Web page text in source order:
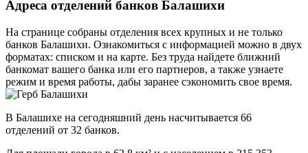
Адреса отделений банков Балашихи
На странице собраны отделения всех крупных и не только
банков Балашихи. Ознакомиться с информацией можно в двух
форматах: списком и на карте. Без труда найдете ближний
банкомат вашего банка или его партнеров, а также узнаете
режим и время работы, дабы заранее сэкономить свое время.
В Балашихе на сегодняшний день насчитывается 66
отделений от 32 банков.